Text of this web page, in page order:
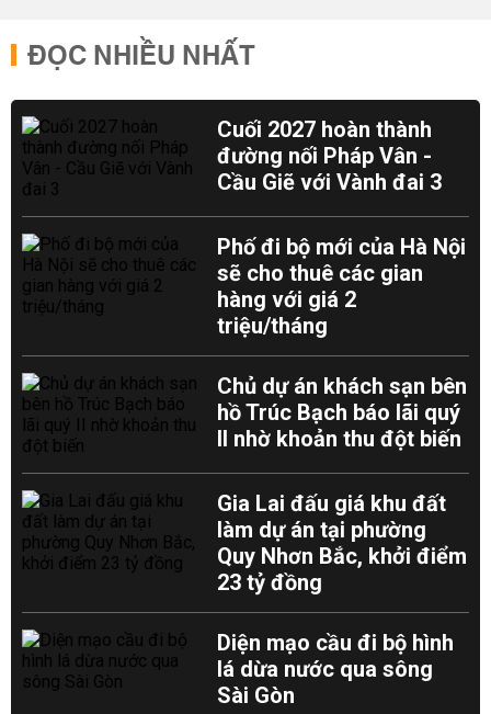
ĐỌC NHIỀU NHẤT
Cuối 2027 hoàn thành
đường nối Pháp Vân -
Cầu Giẽ với Vành đai 3
Phố đi bộ mới của Hà Nội
sẽ cho thuê các gian
hàng với giá 2
triệu/tháng
Chủ dự án khách sạn bên
hồ Trúc Bạch báo lãi quý
II nhờ khoản thu đột biến
Gia Lai đấu giá khu đất
làm dự án tại phường
Quy Nhơn Bắc, khởi điểm
23 tỷ đồng
Diện mạo cầu đi bộ hình
lá dừa nước qua sông
Sài Gòn